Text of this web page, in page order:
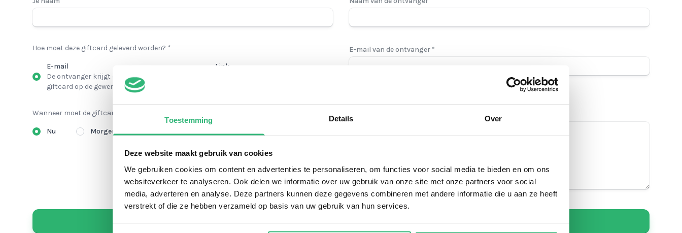
Toestemming Details Over
Deze website maakt gebruik van cookies
We gebruiken cookies om content en advertenties te personaliseren, om functies voor social media te bieden en om ons
websiteverkeer te analyseren. Ook delen we informatie over uw gebruik van onze site met onze partners voor social
media, adverteren en analyse. Deze partners kunnen deze gegevens combineren met andere informatie die u aan ze heeft
verstrekt of die ze hebben verzameld op basis van uw gebruik van hun services.
Hoe moet deze giftcard geleverd worden? *
E-mail
De ontvanger krijgt een e-mail met zijn
giftcard op de gewenste datum en tijd
Link
E-mail van de ontvanger *
Wanneer moet de giftcard geleverd worden? *
Nu Morgen